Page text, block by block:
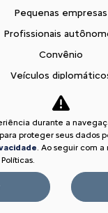
COM SEU USADO NA
PESSOA FÍSICA
durante a
proteger seus dados
. Ao seguir com